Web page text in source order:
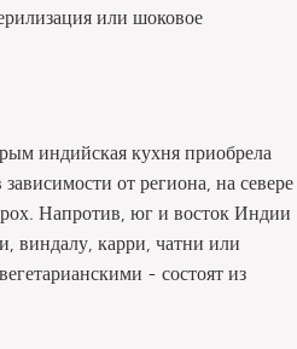
или шоковое
индийская кухня приобрела
от региона, на севере
Напротив, юг и восток Индии
виндалу, карри, чатни или
- состоят из